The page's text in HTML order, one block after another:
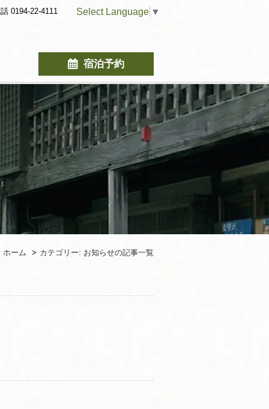
宿泊予約
0194-22-4111 Select Language ▼
ホーム カテゴリー: お知らせの記事一覧